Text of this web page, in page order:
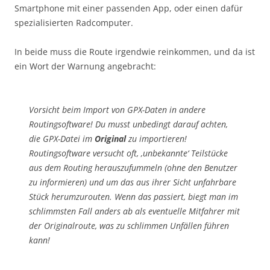
Smartphone mit einer passenden App, oder einen dafür
spezialisierten Radcomputer.
In beide muss die Route irgendwie reinkommen, und da ist
ein Wort der Warnung angebracht:
Vorsicht beim Import von GPX-Daten in andere
Routingsoftware! Du musst unbedingt darauf achten,
die GPX-Datei im Originalzu importieren!
Routingsoftware versucht oft, ‚unbekannte‘ Teilstücke
aus dem Routing herauszufummeln (ohne den Benutzer
zu informieren) und um das aus ihrer Sicht unfahrbare
Stück herumzurouten. Wenn das passiert, biegt man im
schlimmsten Fall anders ab als eventuelle Mitfahrer mit
der Originalroute, was zu schlimmen Unfällen führen
kann!